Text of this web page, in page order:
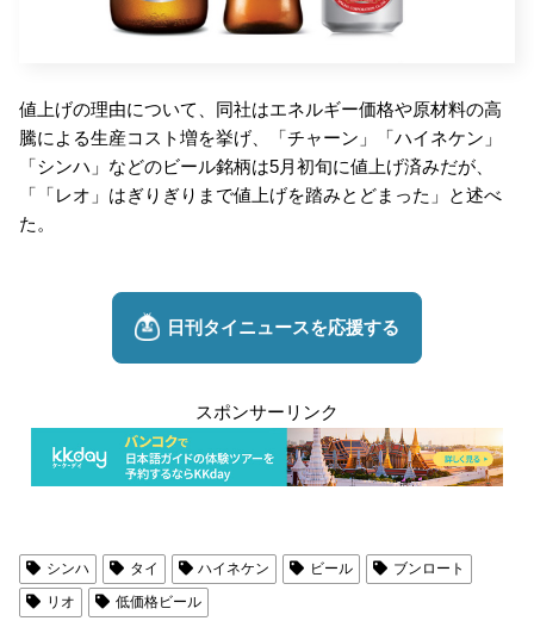
値上げの理由について、同社はエネルギー価格や原材料の高
騰による生産コスト増を挙げ、「チャーン」「ハイネケン」
「シンハ」などのビール銘柄は5月初旬に値上げ済みだが、
「「レオ」はぎりぎりまで値上げを踏みとどまった」と述べ
た。
スポンサーリンク
シンハ タイ ハイネケン ビール
ブンロート
リオ
低価格ビール